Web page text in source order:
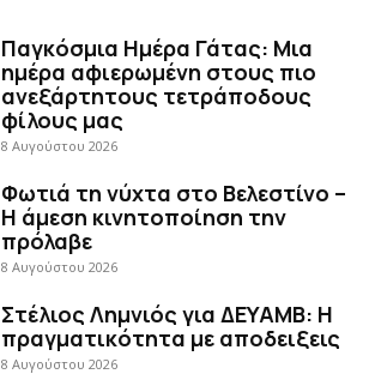
Παγκόσμια Ημέρα Γάτας: Μια
ημέρα αφιερωμένη στους πιο
ανεξάρτητους τετράποδους
φίλους μας
8 Αυγούστου 2026
Φωτιά τη νύχτα στο Βελεστίνο –
Η άμεση κινητοποίηση την
πρόλαβε
8 Αυγούστου 2026
Στέλιος Λημνιός για ΔΕΥΑΜΒ: Η
πραγματικότητα με αποδειξεις
8 Αυγούστου 2026